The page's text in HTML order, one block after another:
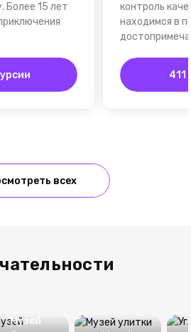
Более 15 лет
контроль
находимся в
411
всех
Музей